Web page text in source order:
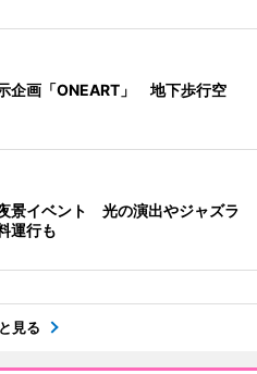
企画「ONEART」 地下歩行空
景イベント 光の演出やジャズラ
運行も
見る